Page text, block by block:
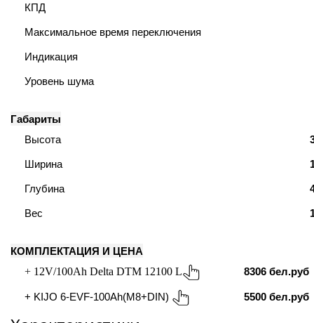
Питания
КПД
Максимальное время переключения
Индикация
Уровень шума
Габариты
Высота
Ширина
Глубина
Вес
КОМПЛЕКТАЦИЯ И ЦЕНА
+ 12V/100Ah Delta DTM 12100 L 8306 бел.руб
+ KIJO 6-EVF-100Ah(M8+DIN) 5500 бел.руб